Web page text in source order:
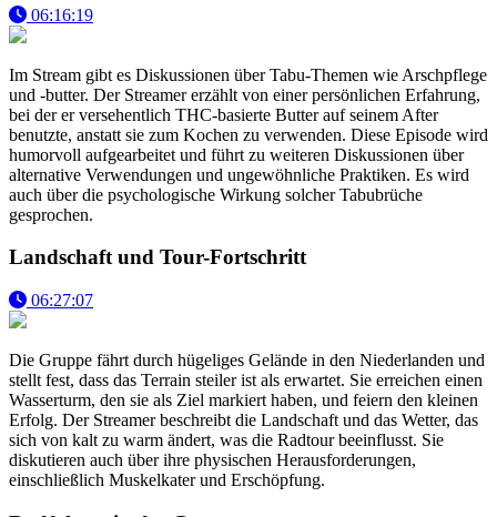
06:16:19
Im Stream gibt es Diskussionen über Tabu-Themen wie Arschpflege
und -butter. Der Streamer erzählt von einer persönlichen Erfahrung,
bei der er versehentlich THC-basierte Butter auf seinem After
benutzte, anstatt sie zum Kochen zu verwenden. Diese Episode wird
humorvoll aufgearbeitet und führt zu weiteren Diskussionen über
alternative Verwendungen und ungewöhnliche Praktiken. Es wird
auch über die psychologische Wirkung solcher Tabubrüche
gesprochen.
Landschaft und Tour-Fortschritt
06:27:07
Die Gruppe fährt durch hügeliges Gelände in den Niederlanden und
stellt fest, dass das Terrain steiler ist als erwartet. Sie erreichen einen
Wasserturm, den sie als Ziel markiert haben, und feiern den kleinen
Erfolg. Der Streamer beschreibt die Landschaft und das Wetter, das
sich von kalt zu warm ändert, was die Radtour beeinflusst. Sie
diskutieren auch über ihre physischen Herausforderungen,
einschließlich Muskelkater und Erschöpfung.